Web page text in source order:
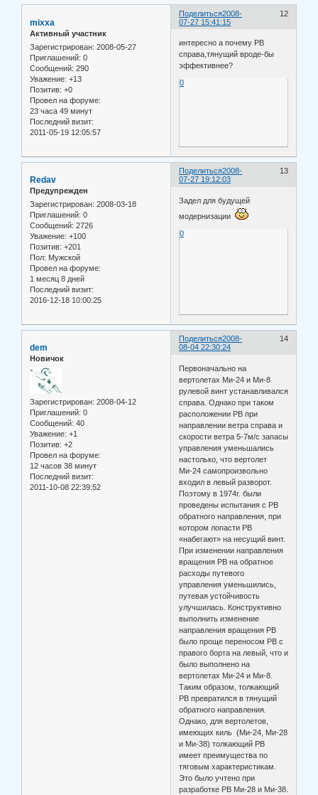
Поделиться 12
2008-
07-27 15:41:15
mixxa
Активный участник
Зарегистрирован: 2008-05-27
Приглашений: 0
Сообщений: 290
Уважение: +13
Позитив: +0
Провел на форуме:
23 часа 49 минут
Последний визит:
2011-05-19 12:05:57
интересно а почему РВ
справа,тянущий вроде-бы
эффективнее?
0
Поделиться 13
2008-
07-27 19:12:03
Redav
Предупрежден
Зарегистрирован: 2008-03-18
Приглашений: 0
Сообщений: 2726
Уважение: +100
Позитив: +201
Пол: Мужской
Провел на форуме:
1 месяц 8 дней
Последний визит:
2016-12-18 10:00:25
Задел для будущей
модернизации
0
Поделиться 14
2008-
08-04 22:30:24
dem
Новичок
Зарегистрирован: 2008-04-12
Приглашений: 0
Сообщений: 40
Уважение: +1
Позитив: +2
Провел на форуме:
12 часов 38 минут
Последний визит:
2011-10-08 22:39:52
Первоначально на
вертолетах Ми-24 и Ми-8
рулевой винт устанавливался
справа. Однако при таком
расположении РВ при
направлении ветра справа и
скорости ветра 5-7м/с запасы
управления уменьшались
настолько, что вертолет
Ми-24 самопроизвольно
входил в левый разворот.
Поэтому в 1974г. были
проведены испытания с РВ
обратного направления, при
котором лопасти РВ
«набегают» на несущий винт.
При изменении направления
вращения РВ на обратное
расходы путевого
управления уменьшились,
путевая устойчивость
улучшилась. Конструктивно
выполнить изменение
направления вращения РВ
было проще переносом РВ с
правого борта на левый, что и
было выполнено на
вертолетах Ми-24 и Ми-8.
Таким образом, толкающий
РВ превратился в тянущий
обратного направления.
Однако, для вертолетов,
имеющих киль (Ми-24, Ми-28
и Ми-38) толкающий РВ
имеет преимущества по
тяговым характеристикам.
Это было учтено при
разработке РВ Ми-28 и Ми-38.